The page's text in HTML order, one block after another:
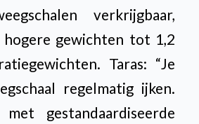
verkrijgbaar,
gewichten tot 1,2
Taras: “Je
regelmatig ijken.
gestandaardiseerde